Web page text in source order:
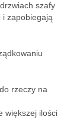
szafy
i zapobiegają
rzeczy na
większej ilości